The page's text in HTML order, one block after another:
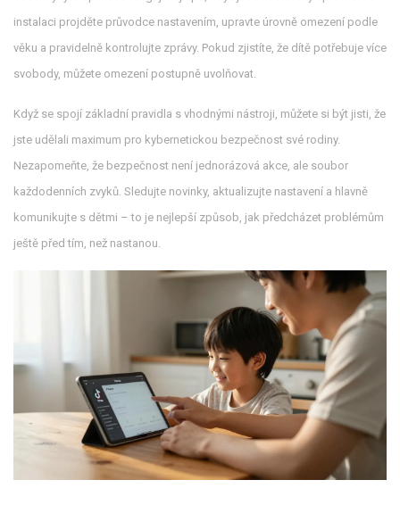
instalaci projděte průvodce nastavením, upravte úrovně omezení podle
věku a pravidelně kontrolujte zprávy. Pokud zjistíte, že dítě potřebuje více
svobody, můžete omezení postupně uvolňovat.
Když se spojí základní pravidla s vhodnými nástroji, můžete si být jisti, že
jste udělali maximum pro kybernetickou bezpečnost své rodiny.
Nezapomeňte, že bezpečnost není jednorázová akce, ale soubor
každodenních zvyků. Sledujte novinky, aktualizujte nastavení a hlavně
komunikujte s dětmi – to je nejlepší způsob, jak předcházet problémům
ještě před tím, než nastanou.